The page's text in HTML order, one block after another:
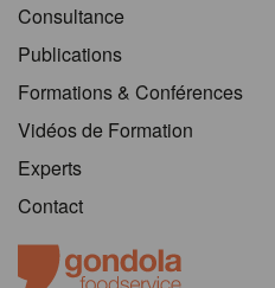
Consultance
Publications
Formations & Conférences
Vidéos de Formation
Experts
Contact